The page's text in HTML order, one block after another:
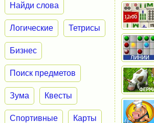
Найди слова
Логические Тетрисы
Бизнес
Поиск предметов
Зума Квесты
Спортивные Карты